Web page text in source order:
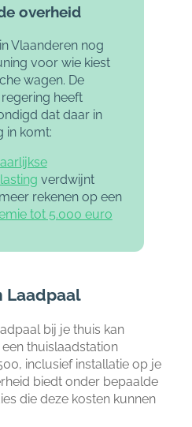
overheid
Vlaanderen nog
voor wie kiest
wagen. De
heeft
dat daar in
in komt:
verdwijnt
rekenen op een
tot 5.000 euro
Laadpaal
bij je thuis kan
thuislaadstation
inclusief installatie op je
biedt onder bepaalde
die deze kosten kunnen